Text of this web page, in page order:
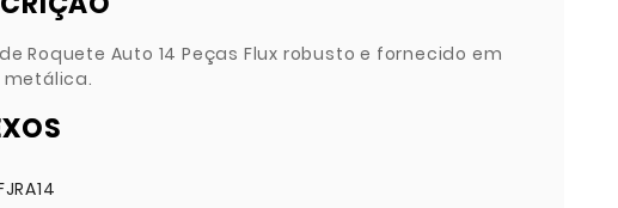
Roquete Auto 14 Peças Flux robusto e fornecido em